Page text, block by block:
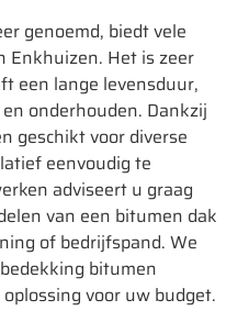
genoemd, biedt vele
Enkhuizen. Het is zeer
een lange levensduur,
onderhouden. Dankzij
geschikt voor diverse
eenvoudig te
adviseert u graag
van een bitumen dak
of bedrijfspand. We
bitumen
voor uw budget.